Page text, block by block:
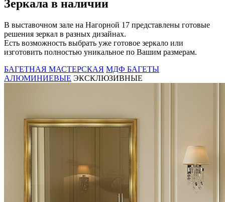
Зеркала в наличии
В выставочном зале на Нагорной 17 представлены готовые
решения зеркал в разных дизайнах.
Есть возможность выбрать уже готовое зеркало или
изготовить полностью уникальное по Вашим размерам.
БАГЕТНАЯ МАСТЕРСКАЯ МДФ БАГЕТЫ
АЛЮМИНИЕВЫЕ ЭКСКЛЮЗИВНЫЕ